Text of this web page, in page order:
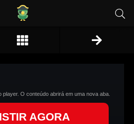
player. O conteúdo abrirá em uma nova aba.
AGORA